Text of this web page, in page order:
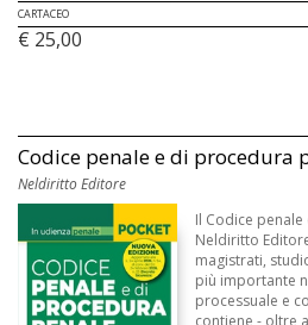
CARTACEO
€ 25,00
Codice penale e di procedura
Neldiritto Editore
Il Codice
Neldiritto
magistrati,
più importante
processuale e